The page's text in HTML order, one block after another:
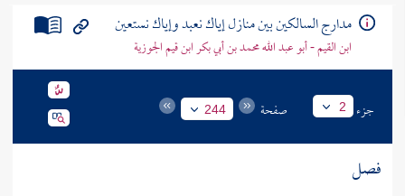
مدارج السالكين بين منازل إياك نعبد وإياك نستعين
ابن القيم - أبو عبد الله محمد بن أبي بكر ابن قيم الجوزية
جزء 2 صفحة 244
فصل